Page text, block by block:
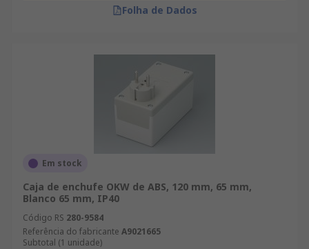
Folha de Dados
Em stock
Caja de enchufe OKW de ABS, 120 mm, 65 mm,
Blanco 65 mm, IP40
Código RS 280-9584
Referência do fabricante A9021665
Subtotal (1 unidade)